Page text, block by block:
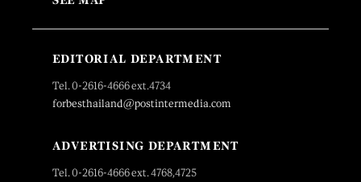
EDITORIAL DEPARTMENT
Tel. 0-2616-4666 ext.4734
forbesthailand@postintermedia.com
ADVERTISING DEPARTMENT
Tel. 0-2616-4666 ext. 4768,4725